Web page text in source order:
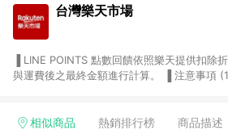
台灣樂天市場
與運費後之最終金額進行計算。 ▐ 注意事項 (1) 部分服務及店家
Smart mobile、神腦生活、JS巨盛、樂天
相似商品 熱銷排行榜 商品描述